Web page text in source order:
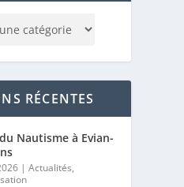
RÉCENTES
Nautisme à Evian-
|Actualités,